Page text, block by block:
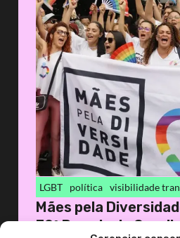
LGBT política visibilidade
Mães pela
30ª Parada do